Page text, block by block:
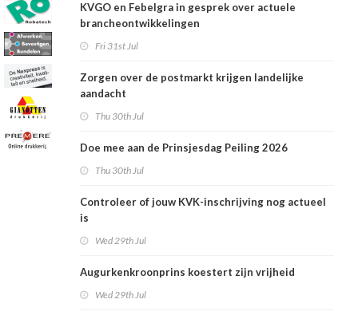
KVGO en Febelgra in gesprek over actuele
brancheontwikkelingen
Fri 31st Jul
Zorgen over de postmarkt krijgen landelijke
aandacht
Thu 30th Jul
Doe mee aan de Prinsjesdag Peiling 2026
Thu 30th Jul
Controleer of jouw KVK-inschrijving nog actueel
is
Wed 29th Jul
Augurkenkroonprins koestert zijn vrijheid
Wed 29th Jul